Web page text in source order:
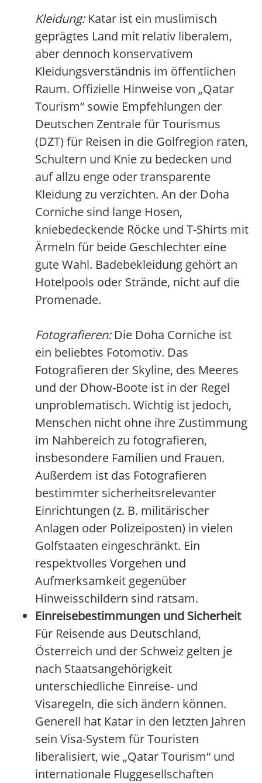
Kleidung:Katar ist ein muslimisch
geprägtes Land mit relativ liberalem,
aber dennoch konservativem
Kleidungsverständnis im öffentlichen
Raum. Offizielle Hinweise von „Qatar
Tourism“ sowie Empfehlungen der
Deutschen Zentrale für Tourismus
(DZT) für Reisen in die Golfregion raten,
Schultern und Knie zu bedecken und
auf allzu enge oder transparente
Kleidung zu verzichten. An der Doha
Corniche sind lange Hosen,
kniebedeckende Röcke und T-Shirts mit
Ärmeln für beide Geschlechter eine
gute Wahl. Badebekleidung gehört an
Hotelpools oder Strände, nicht auf die
Promenade.
Fotografieren:Die Doha Corniche ist
ein beliebtes Fotomotiv. Das
Fotografieren der Skyline, des Meeres
und der Dhow-Boote ist in der Regel
unproblematisch. Wichtig ist jedoch,
Menschen nicht ohne ihre Zustimmung
im Nahbereich zu fotografieren,
insbesondere Familien und Frauen.
Außerdem ist das Fotografieren
bestimmter sicherheitsrelevanter
Einrichtungen (z. B. militärischer
Anlagen oder Polizeiposten) in vielen
Golfstaaten eingeschränkt. Ein
respektvolles Vorgehen und
Aufmerksamkeit gegenüber
Hinweisschildern sind ratsam.
Einreisebestimmungen und Sicherheit
Für Reisende aus Deutschland,
Österreich und der Schweiz gelten je
nach Staatsangehörigkeit
unterschiedliche Einreise- und
Visaregeln, die sich ändern können.
Generell hat Katar in den letzten Jahren
sein Visa-System für Touristen
liberalisiert, wie „Qatar Tourism“ und
internationale Fluggesellschaften